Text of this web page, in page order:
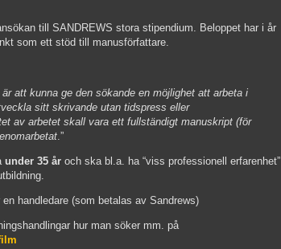
till SANDREWS stora stipendium. Beloppet har i år
som ett stöd till manusförfattare.
är att kunna ge den sökande en möjlighet att arbeta i
sitt skrivande utan tidspress eller
av arbetet skall vara ett fullständigt manuskript (för
.”
under 35 år och ska bl.a. ha “viss professionell erfarenhet”
en handledare (som betalas av Sandrews)
hur man söker mm. på